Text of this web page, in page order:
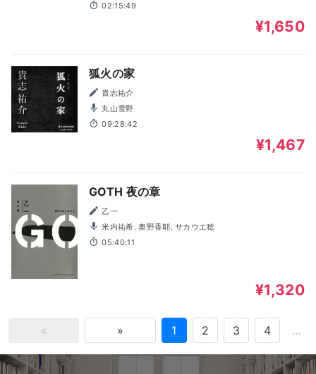
02:15:49
¥1,650
狐火の家
貴志祐介
丸山雪野
09:28:42
¥1,467
GOTH 夜の章
乙一
米内祐希, 奥野香耶, サカウエ稔
05:40:11
¥1,320
« » 1 2 3 4 …